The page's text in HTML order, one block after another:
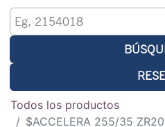
Todos los productos
$ACCELERA 255/35